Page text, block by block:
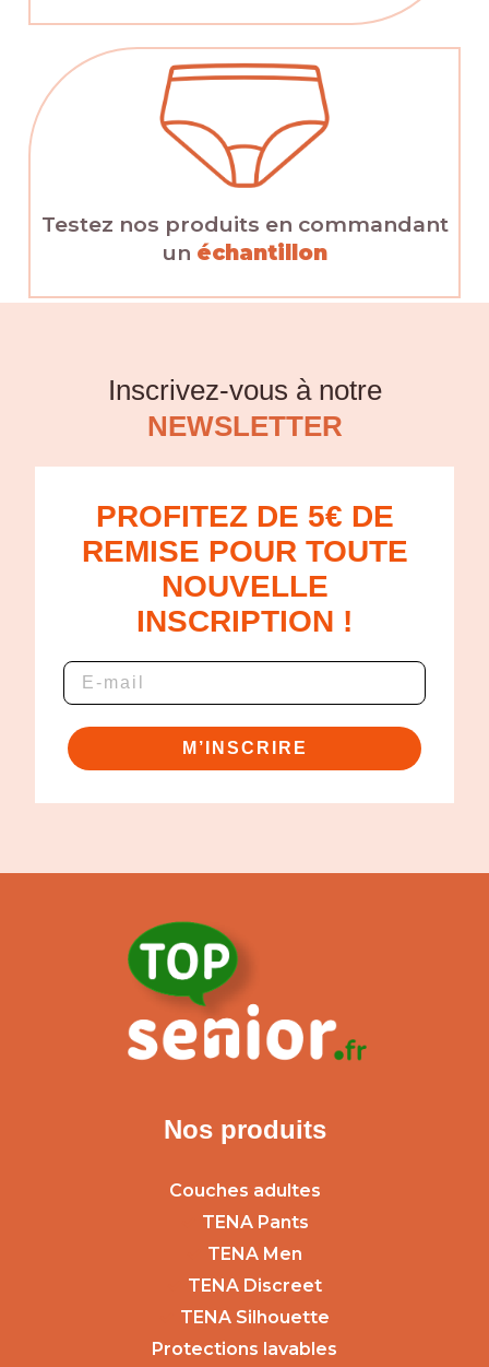
Testez nos produits en commandant
un échantillon
Inscrivez-vous à notre
NEWSLETTER
PROFITEZ DE 5€ DE
REMISE POUR TOUTE
NOUVELLE
INSCRIPTION !
M’INSCRIRE
Nos produits
Couches adultes
TENA Pants
TENA Men
TENA Discreet
TENA Silhouette
Protections lavables